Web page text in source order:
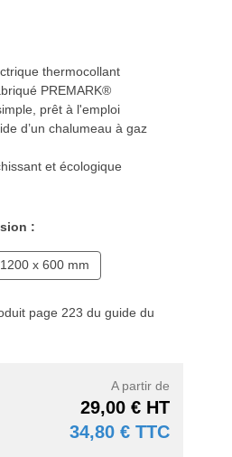
thermocollant
PREMARK®
prêt à l'emploi
d’un chalumeau à gaz
et écologique
:
1200 x 600 mm
page 223 du guide du
A partir de
29,00 € HT
34,80 € TTC